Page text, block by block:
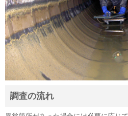
調査の流れ